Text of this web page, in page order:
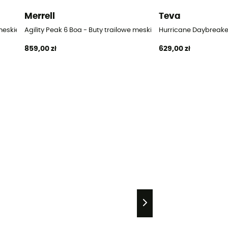
Merrell
Agility Peak 6 Boa - Buty trailowe meskie
859,00 zł
Teva
Hurricane
629,00 zł